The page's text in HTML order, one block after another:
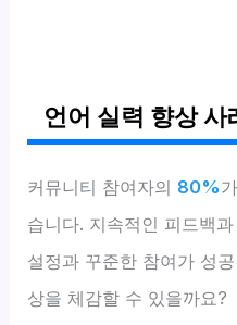
언어 실력 향상 사
커뮤니티 참여자의 80%
습니다. 지속적인 피드백
설정과 꾸준한 참여가 성
상을 체감할 수 있을까요?